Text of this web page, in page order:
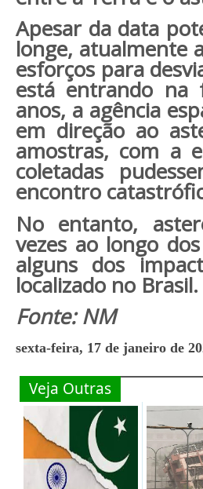
Apesar da data
longe, atualmente
esforços para
está entrando na
anos, a agência
em direção ao
amostras, com a
coletadas
encontro
No entanto,
vezes ao longo
alguns dos
localizado no
Fonte: NM
sexta-feira, 17 de janeiro de
Veja Outras